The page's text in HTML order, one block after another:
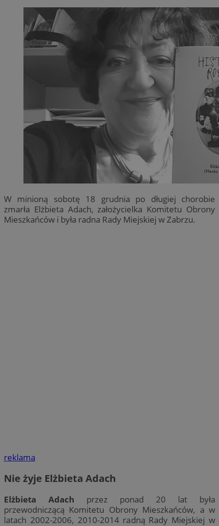
W minioną sobotę 18 grudnia po długiej chorobie
zmarła Elżbieta Adach, założycielka Komitetu Obrony
Mieszkańców i była radna Rady Miejskiej w Zabrzu.
reklama
Nie żyje Elżbieta Adach
Elżbieta Adach przez ponad 20 lat była
przewodniczącą Komitetu Obrony Mieszkańców, a w
latach 2002-2006, 2010-2014 radną Rady Miejskiej w